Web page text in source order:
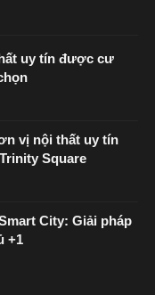
uy tín được cư
vị nội thất uy tín
Square
City: Giải pháp
+1